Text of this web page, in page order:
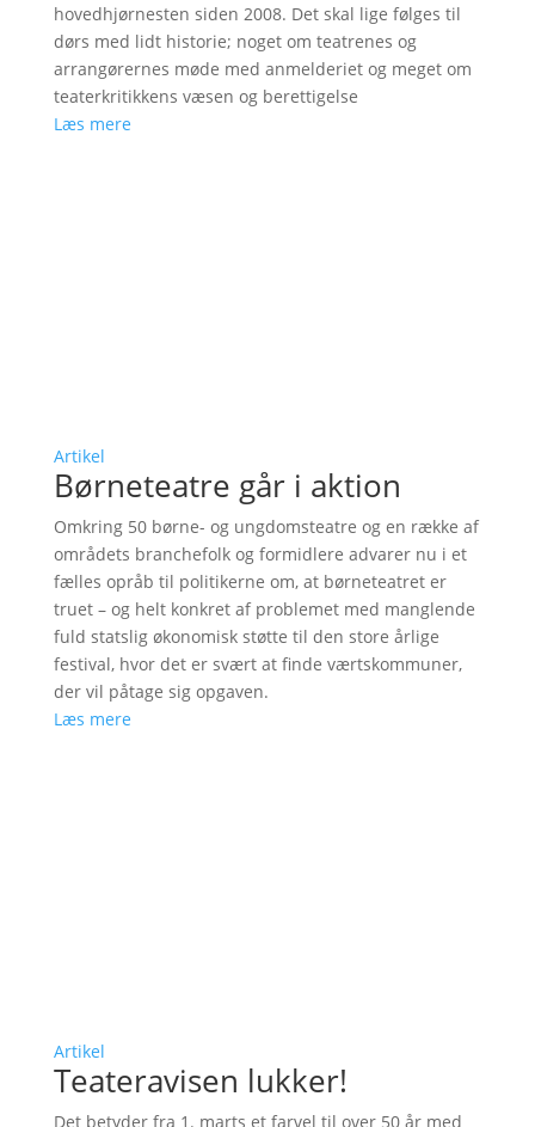
hovedhjørnesten siden 2008. Det skal lige følges til
dørs med lidt historie; noget om teatrenes og
arrangørernes møde med anmelderiet og meget om
teaterkritikkens væsen og berettigelse
Læs mere
Artikel
Børneteatre går i aktion
Omkring 50 børne- og ungdomsteatre og en række af
områdets branchefolk og formidlere advarer nu i et
fælles opråb til politikerne om, at børneteatret er
truet – og helt konkret af problemet med manglende
fuld statslig økonomisk støtte til den store årlige
festival, hvor det er svært at finde værtskommuner,
der vil påtage sig opgaven.
Læs mere
Artikel
Teateravisen lukker!
Det betyder fra 1. marts et farvel til over 50 år med